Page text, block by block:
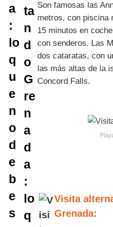
Son famosas las
metros, con piscina
15 minutos en
con senderos. Las
dos cataratas, con
las más altas de la
Concord Falls.
Visita
Grenada: